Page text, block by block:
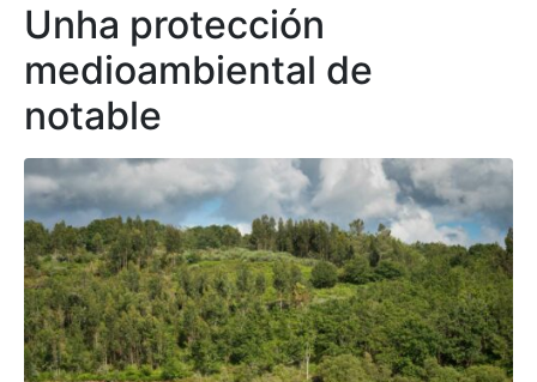
Unha protección
medioambiental de
notable